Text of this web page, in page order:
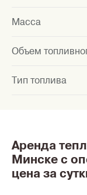
Масса
Объем
Тип топлива
Аренда
Минске с
цена за